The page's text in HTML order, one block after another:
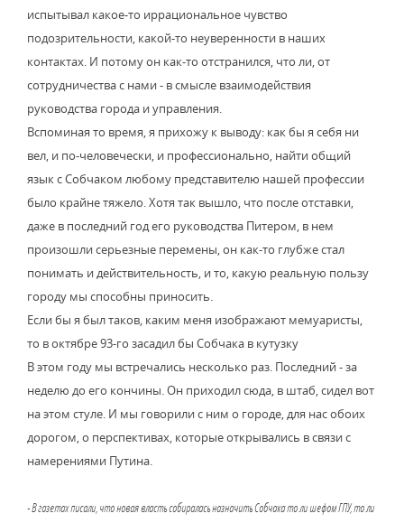
испытывал какое-то иррациональное чувство
подозрительности, какой-то неуверенности в наших
контактах. И потому он как-то отстранился, что ли, от
сотрудничества с нами - в смысле взаимодействия
руководства города и управления.
Вспоминая то время, я прихожу к выводу: как бы я себя ни
вел, и по-человечески, и профессионально, найти общий
язык с Собчаком любому представителю нашей профессии
было крайне тяжело. Хотя так вышло, что после отставки,
даже в последний год его руководства Питером, в нем
произошли серьезные перемены, он как-то глубже стал
понимать и действительность, и то, какую реальную пользу
городу мы способны приносить.
Если бы я был таков, каким меня изображают мемуаристы,
то в октябре 93-го засадил бы Собчака в кутузку
В этом году мы встречались несколько раз. Последний - за
неделю до его кончины. Он приходил сюда, в штаб, сидел вот
на этом стуле. И мы говорили с ним о городе, для нас обоих
дорогом, о перспективах, которые открывались в связи с
намерениями Путина.
- В газетах писали, что новая власть собиралась назначить Собчака то ли шефом ГПУ, то ли